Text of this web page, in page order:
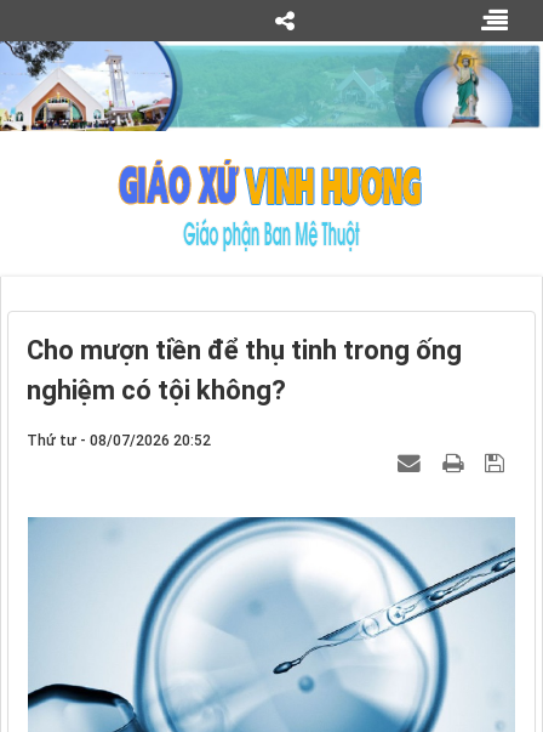
Cho mượn tiền để thụ tinh trong ống
nghiệm có tội không?
Thứ tư - 08/07/2026 20:52